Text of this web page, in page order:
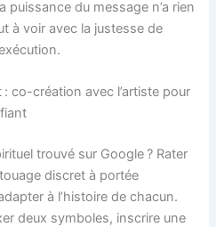
puissance du message n’a rien
à voir avec la justesse de
co-création avec l’artiste pour
trouvé sur Google ? Rater
discret à portée
à l’histoire de chacun.
deux symboles, inscrire une